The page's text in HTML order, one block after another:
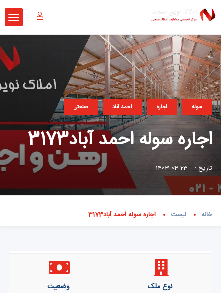
سوله اجاره احمد آباد صنعتی
اجاره سوله احمد آباد3173
تاریخ : 23-04-1403
خانه لیست اجاره سوله احمد آباد3173
نوع ملک وضعیت